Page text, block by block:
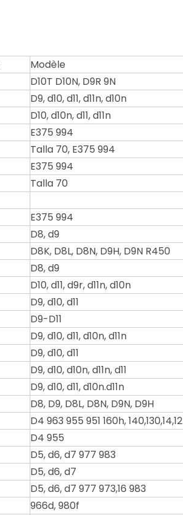
Modèle
D10T D10N, D9R 9N
D9, d10, d11, d11n, d10n
D10, d10n, d11, d11n
E375 994
Talla 70, E375 994
E375 994
Talla 70
E375 994
D8, d9
D8K, D8L, D8N, D9H, D9N R450
D8, d9
D10, d11, d9r, d11n, d10n
D9, d10, d11
D9-D11
D9, d10, d11, d10n, d11n
D9, d10, d11
D9, d10, d10n, d11n, d11
D9, d10, d11, d10n.d11n
D8, D9, D8L, D8N, D9N, D9H
D4 963 955 951 160h, 140,130,14,12
D4 955
D5, d6, d7 977 983
D5, d6, d7
D5, d6, d7 977 973,16 983
966d, 980f